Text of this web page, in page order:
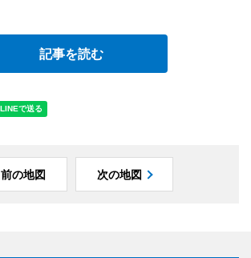
記事を読む
前の地図 次の地図